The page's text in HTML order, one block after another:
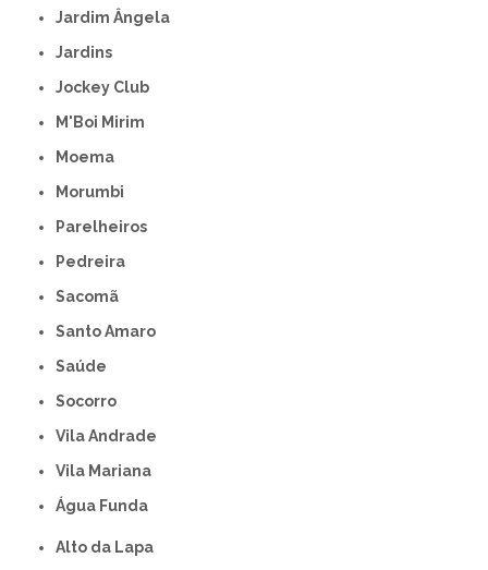
Jardim Ângela
Jardins
Jockey Club
M'Boi Mirim
Moema
Morumbi
Parelheiros
Pedreira
Sacomã
Santo Amaro
Saúde
Socorro
Vila Andrade
Vila Mariana
Água Funda
Alto da Lapa